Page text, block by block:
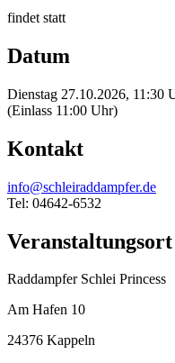
findet statt
Datum
Dienstag 27.10.2026, 11:30
(Einlass 11:00 Uhr)
Kontakt
info@schleiraddampfer.de
Tel: 04642-6532
Veranstaltungsort
Raddampfer Schlei Princess
Am Hafen 10
24376 Kappeln